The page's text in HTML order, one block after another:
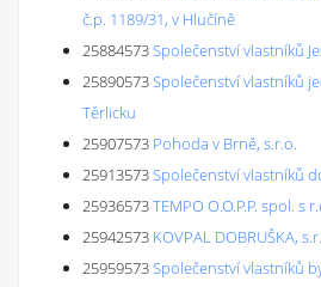
č.p. 1189/31, v Hlučíně
25884573Společenství vlastníků
25890573Společenství vlastníků
Těrlicku
25907573 Pohoda v Brně, s.r.o.
25913573Společenství vlastníků
25936573TEMPO O.O.P.P. spol. s
25942573 KOVPAL DOBRUŠKA,
25959573Společenství vlastníků